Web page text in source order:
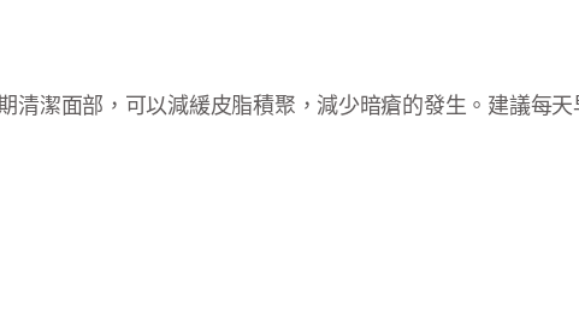
清潔面部，可以減緩皮脂積聚，減少暗瘡的發生。建議每